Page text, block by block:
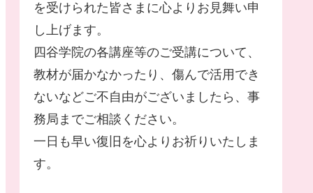
を受けられた皆さまに心よりお見舞い申
し上げます。
四谷学院の各講座等のご受講について、
教材が届かなかったり、傷んで活用でき
ないなどご不自由がございましたら、事
務局までご相談ください。
一日も早い復旧を心よりお祈りいたしま
す。